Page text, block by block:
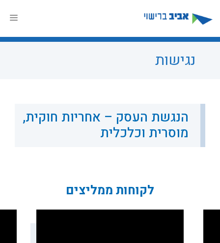
לתוכן
נגישות
הנגשת העסק – אחריות חוקית,
מוסרית וכלכלית
לקוחות ממליצים